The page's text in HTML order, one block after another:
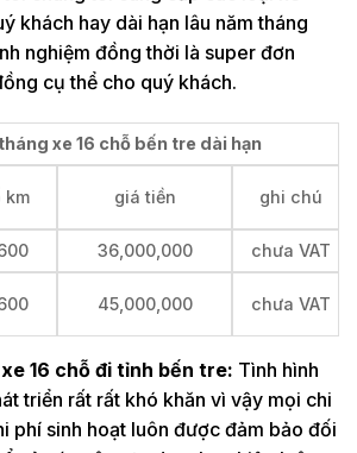
khách hay dài hạn lâu năm tháng
nghiệm đồng thời là super đơn
cụ thể cho quý khách.
xe 16 chỗ bến tre dài hạn
km giá tiền ghi chú
36,000,000 chưa VAT
45,000,000 chưa VAT
16 chỗ đi tỉnh bến tre: Tình hình
triển rất rất khó khăn vì vậy mọi chi
phí sinh hoạt luôn được đảm bảo đối